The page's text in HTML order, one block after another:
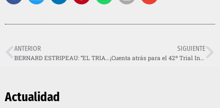
ANTERIOR
BERNARD ESTRIPEAU: “EL TRIAL INDOOR DE BARCELONA ES EL MEJOR Y EXIGE SIEMPRE LAS MEJORES ZONAS”
SIGUIENTE
¡Cuenta atrás para el 42º Trial Indoor de Barcelona en el Palau Sant Jordi!
Actualidad